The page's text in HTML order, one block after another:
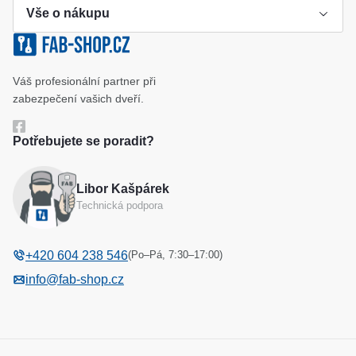
přídavné kontakty, instalované na dveřích.
Výroba klíče
Klíčové systémy
Katalog
Vše o nákupu
Cookies a podmínky používání
Ochrana osobních údajů
Odstoupení od kupní smlouvy
Váš profesionální partner při
zabezpečení vašich dveří.
Potřebujete se poradit?
Libor Kašpárek
Technická podpora
+420 604 238 546(Po–Pá, 7:30–17:00)
info@fab-shop.cz